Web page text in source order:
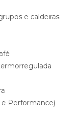
e caldeiras
Performance)